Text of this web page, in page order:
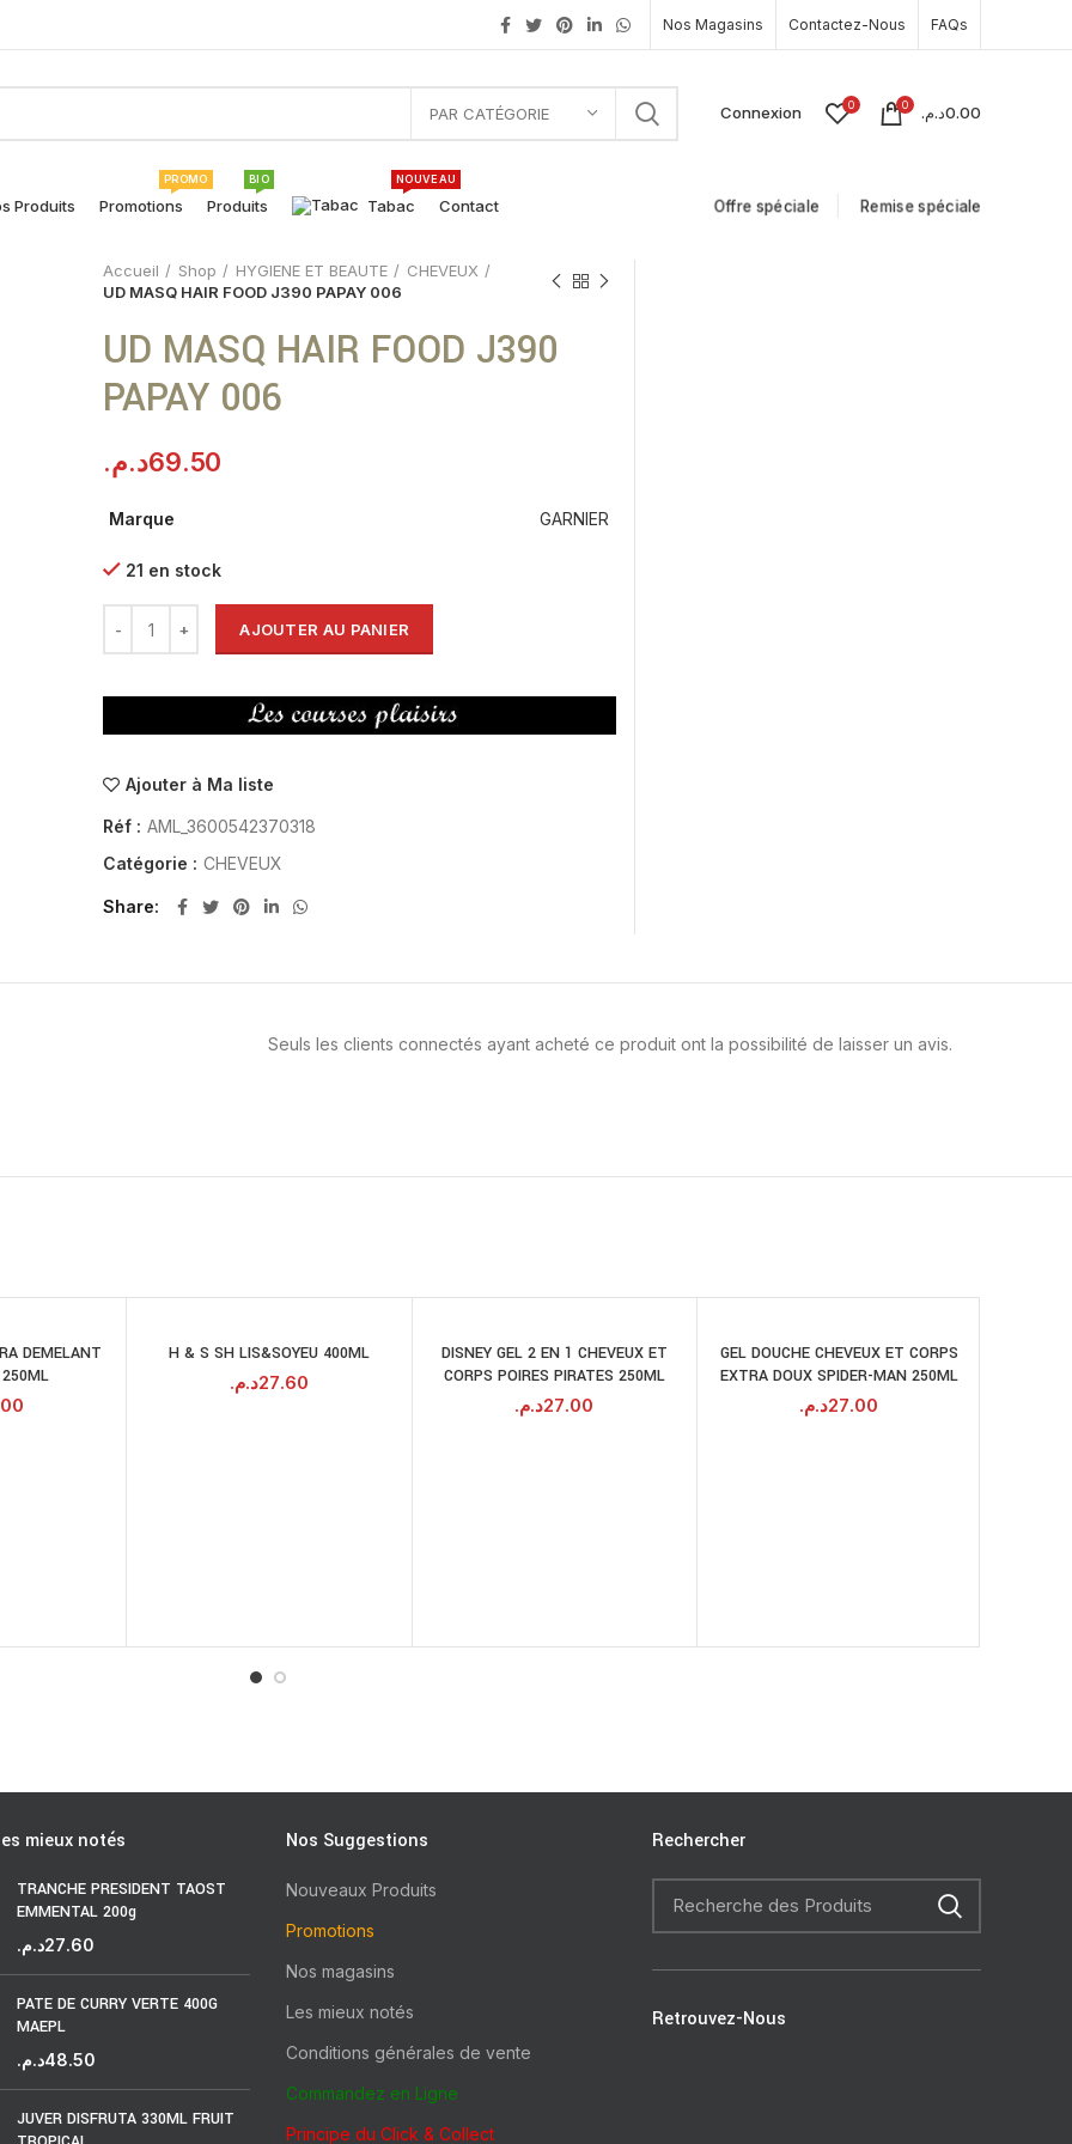
Nos Magasins Contactez-Nous FAQs
PAR CATÉGORIE Connexion 0 0 0.00د.م.
Produits Promotions
PROMO
Produits
BIO
Tabac
NOUVEAU
Contact Offre spéciale Remise spéciale
Accueil Shop HYGIENE ET BEAUTE
CHEVEUX
UD MASQ HAIR FOOD J390 PAPAY 006
UD MASQ HAIR FOOD J390
PAPAY 006
69.50د.م.
Marque GARNIER
21 en stock
AJOUTER AU PANIER
Ajouter à Ma liste
Réf : AML_3600542370318
Catégorie : CHEVEUX
Share
Seuls les clients connectés ayant acheté ce produit ont la possibilité de laisser un avis.
AU
PANIER
DEMELANT
250ML
AJOUTER AU
PANIER
H & S SH LIS&SOYEU 400ML
27.60د.م.
AJOUTER AU
PANIER
DISNEY GEL 2 EN 1 CHEVEUX ET
CORPS POIRES PIRATES 250ML
27.00د.م.
AJOUTER AU
PANIER
GEL DOUCHE CHEVEUX ET CORPS
EXTRA DOUX SPIDER-MAN 250ML
27.00د.م.
mieux notés
TRANCHE PRESIDENT TAOST
EMMENTAL 200g
27.60د.م.
PATE DE CURRY VERTE 400G
MAEPL
48.50د.م.
JUVER DISFRUTA 330ML FRUIT
Nos Suggestions
Nouveaux Produits
Promotions
Nos magasins
Les mieux notés
Conditions générales de vente
Commandez en Ligne
Principe du Click & Collect
Rechercher
Retrouvez-Nous